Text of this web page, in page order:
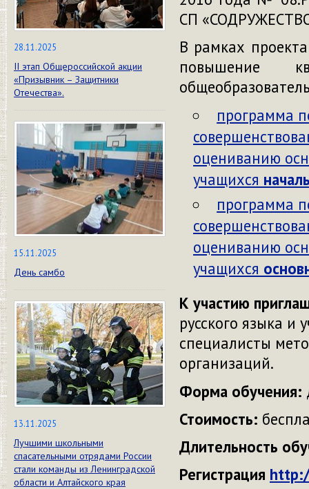
28.11.2025
II этап Общероссийской акции
«Призывник – Защитники
Отечества».
15.11.2025
День самбо
13.11.2025
Лучшими школьными
спасательными отрядами России
стали команды из Ленинградской
области и Алтайского края
СП
В рамках
повышение
программа
оцениванию
учащихся
программа
оцениванию
учащихся
К участию
русского языка
специалисты
организаций.
Форма обучения:
Стоимость:
Длительность
Регистрация